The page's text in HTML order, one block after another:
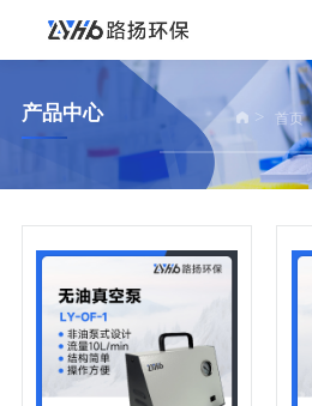
产品中心 > 首页